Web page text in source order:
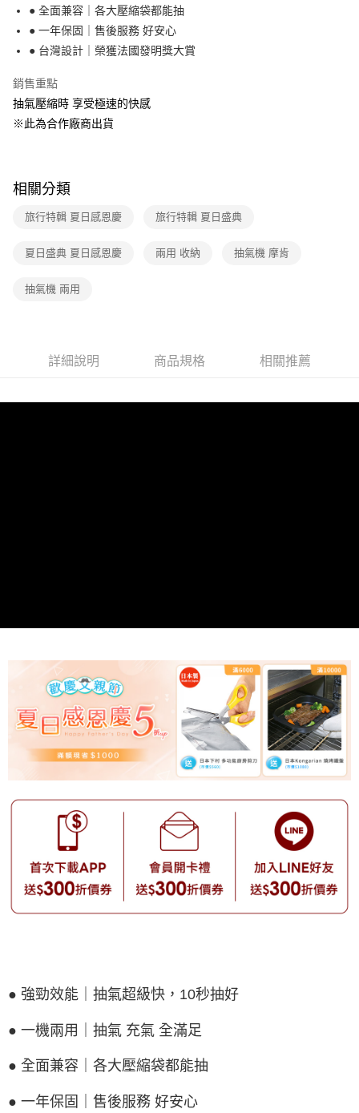
相關說明
【大哥付你分期使用說明】
1.本服務由台灣大哥大提供，台灣大哥大用戶可立即使用無須另外申請。
2.付款方式選擇「大哥付你分期」，訂單成立後會自動跳轉到大哥付的交易
成交易。
3.實際核准額度、可分期數及費用金額請依後續交易確認頁面所載為準。
4.訂單成立30分鐘內，如未前往確認交易或遇審核未通過，訂單將自動取
消。如遇「轉專審核」未通過狀況，表示未達大哥付你分期系統評分，恕無
醒簡訊。
2.透過簡訊連結打開帳單後，可選擇「超商條碼／台灣大直營門市／銀行轉
帳／街口支付／iPASS MONEY」等通路繳費。
1.本服務係由「台灣大哥大股份有限公司」（以下簡稱本公司）所提供，讓
買賣價金債權讓與本公司後，依約使用本公司帳單繳交帳款。
ATM付款
運送方式
宅配【父親節大回饋】限時$299免運
每筆NT$150，滿NT$299(含以上)免運費
● 全面兼容｜各大壓縮袋都能抽
● 一年保固｜售後服務 好安心
● 台灣設計｜榮獲法國發明獎大賞
銷售重點
抽氣壓縮時 享受極速的快感
※此為合作廠商出貨
相關分類
旅行特輯 夏日感恩慶 旅行特輯 夏日盛典
夏日盛典 夏日感恩慶 兩用 收納 抽氣機 摩肯
抽氣機 兩用
詳細說明 商品規格 相關推薦
● 強勁效能｜抽氣超級快，10秒抽好
● 一機兩用｜抽氣 充氣 全滿足
● 全面兼容｜各大壓縮袋都能抽
● 一年保固｜售後服務 好安心